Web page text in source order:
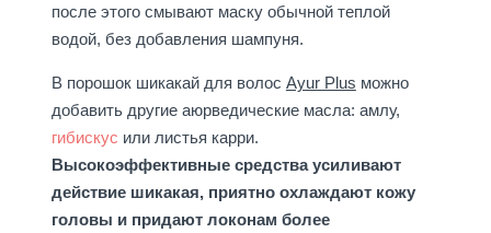
после этого смывают маску обычной теплой
водой, без добавления шампуня.
В порошок шикакай для волос Ayur Plus можно
добавить другие аюрведические масла: амлу,
гибискус или листья карри.
Высокоэффективные средства усиливают
действие шикакая, приятно охлаждают кожу
головы и придают локонам более